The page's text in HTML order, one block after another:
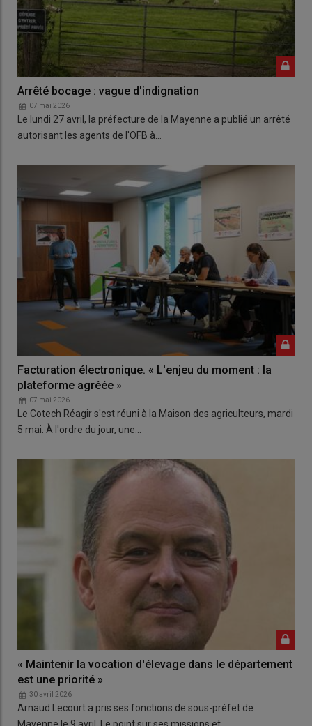
Arrêté bocage : vague d'indignation
07 mai 2026
Le lundi 27 avril, la préfecture de la Mayenne a publié un arrêté
autorisant les agents de l'OFB à…
Facturation électronique. « L'enjeu du moment : la
plateforme agréée »
07 mai 2026
Le Cotech Réagir s'est réuni à la Maison des agriculteurs, mardi
5 mai. À l'ordre du jour, une…
« Maintenir la vocation d'élevage dans le département
est une priorité »
30 avril 2026
Arnaud Lecourt a pris ses fonctions de sous-préfet de